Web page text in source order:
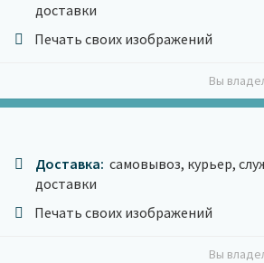
доставки
Печать своих изображений
Вы
Доставка: самовывоз, курьер,
доставки
Печать своих изображений
Вы